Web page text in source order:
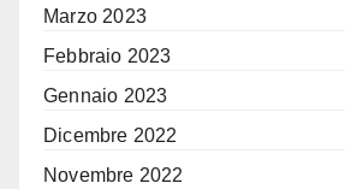
Marzo 2023
Febbraio 2023
Gennaio 2023
Dicembre 2022
Novembre 2022